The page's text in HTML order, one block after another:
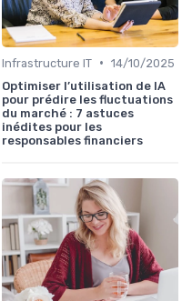
Infrastructure IT • 14/10/2025
Optimiser l’utilisation de IA
pour prédire les fluctuations
du marché : 7 astuces
inédites pour les
responsables financiers